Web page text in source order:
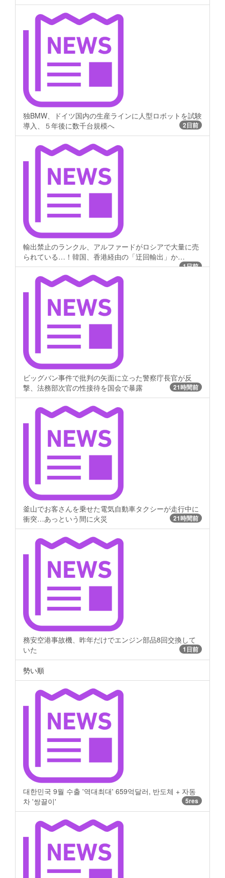
独BMW、ドイツ国内の生産ラインに人型ロボットを試験
導入、５年後に数千台規模へ
2日前
輸出禁止のランクル、アルファードがロシアで大量に売
られている…！韓国、香港経由の「迂回輸出」か…
1日前
ビッグバン事件で批判の矢面に立った警察庁長官が反
撃、法務部次官の性接待を国会で暴露
21時間前
釜山でお客さんを乗せた電気自動車タクシーが走行中に
衝突…あっという間に火災
21時間前
務安空港事故機、昨年だけでエンジン部品8回交換して
いた
1日前
勢い順
대한민국 9월 수출 '역대최대' 659억달러, 반도체 + 자동
차 '쌍끌이'
5res